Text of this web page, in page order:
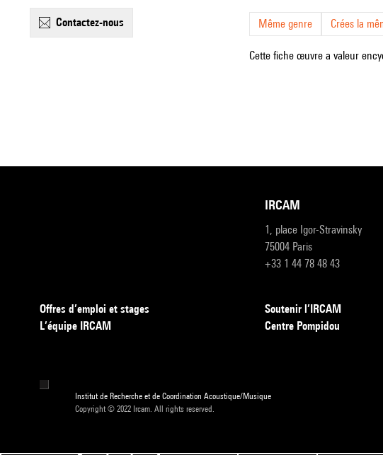
contactez-nous Même genre Crées la
Cette fiche œuvre a valeur
IRCAM
1, place Igor-Stravinsky
75004 Paris
+33 1 44 78 48 43
Offres d’emploi et stages
L’équipe IRCAM
Soutenir l’IRCAM
Centre Pompidou
Institut de Recherche et de Coordination Acoustique/Musique
Copyright © 2022 Ircam. All rights reserved.